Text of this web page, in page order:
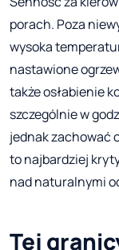
porach. Poza
wysoka
nastawione
także osłabienie
szczególnie w
jednak zachować
to najbardziej
nad naturalnymi
Tej